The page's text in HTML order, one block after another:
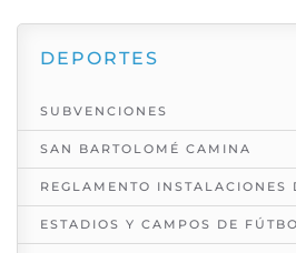
DEPORTES
SUBVENCIONES
SAN BARTOLOMÉ CAMINA
REGLAMENTO INSTALACIONES
ESTADIOS Y CAMPOS DE